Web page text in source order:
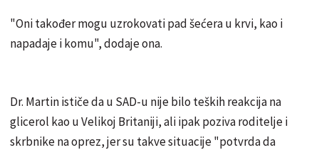
"Oni također mogu uzrokovati pad šećera u krvi, kao i
napadaje i komu", dodaje ona.
Dr. Martin ističe da u SAD-u nije bilo teških reakcija na
glicerol kao u Velikoj Britaniji, ali ipak poziva roditelje i
skrbnike na oprez, jer su takve situacije "potvrda da